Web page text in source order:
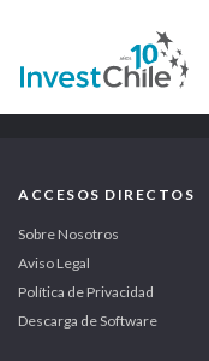
ACCESOS DIRECTOS
Sobre Nosotros
Aviso Legal
Política de Privacidad
Descarga de Software